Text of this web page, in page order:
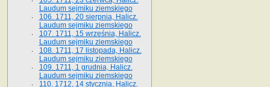
Laudum sejmiku ziemskiego
106. 1711, 20 sierpnia, Halicz.
Laudum sejmiku ziemskiego
107. 1711, 15 września, Halicz.
Laudum sejmiku ziemskiego
108. 1711, 17 listopada, Halicz.
Laudum sejmiku ziemskiego
109. 1711, 1 grudnia, Halicz.
Laudum sejmiku ziemskiego
110. 1712, 14 stycznia, Halicz.